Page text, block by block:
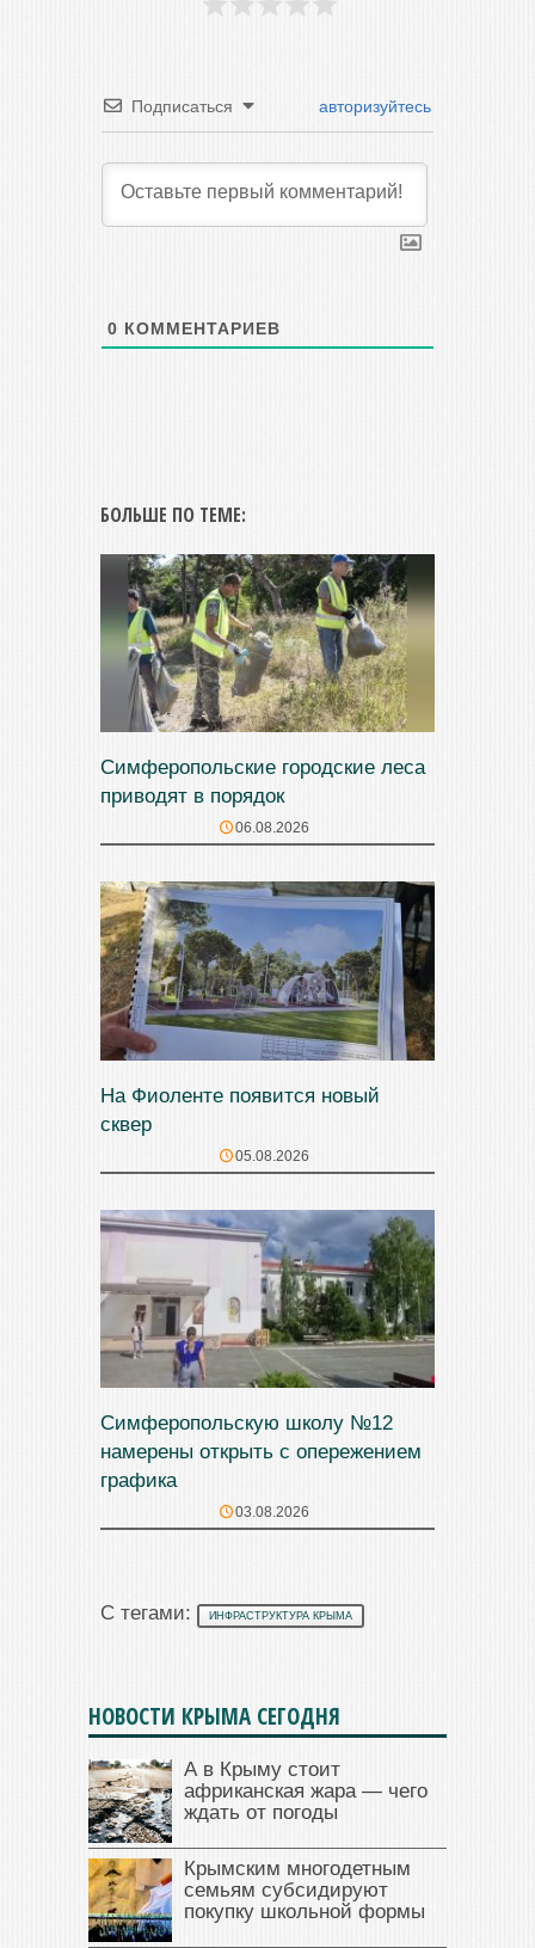
Подписаться авторизуйтесь
0 КОММЕНТАРИЕВ
БОЛЬШЕ ПО ТЕМЕ:
Симферопольские городские леса
приводят в порядок
06.08.2026
На Фиоленте появится новый
сквер
05.08.2026
Симферопольскую школу №12
намерены открыть с опережением
графика
03.08.2026
С тегами: ИНФРАСТРУКТУРА КРЫМА
НОВОСТИ КРЫМА СЕГОДНЯ
А в Крыму стоит
африканская жара — чего
ждать от погоды
Крымским многодетным
семьям субсидируют
покупку школьной формы